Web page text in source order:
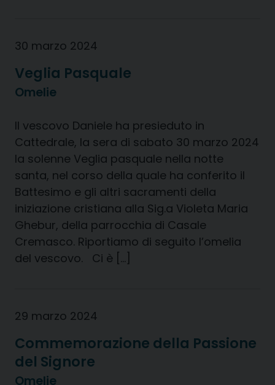
30 marzo 2024
Veglia Pasquale
Omelie
Il vescovo Daniele ha presieduto in
Cattedrale, la sera di sabato 30 marzo 2024
la solenne Veglia pasquale nella notte
santa, nel corso della quale ha conferito il
Battesimo e gli altri sacramenti della
iniziazione cristiana alla Sig.a Violeta Maria
Ghebur, della parrocchia di Casale
Cremasco. Riportiamo di seguito l’omelia
del vescovo. Ci è […]
29 marzo 2024
Commemorazione della Passione
del Signore
Omelie